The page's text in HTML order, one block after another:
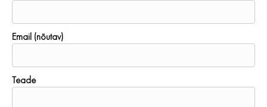
Email (nõutav)
Teade